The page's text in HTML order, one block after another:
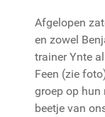
Afgelopen
en zowel
trainer Ynte
Feen (zie
groep op hun
beetje van